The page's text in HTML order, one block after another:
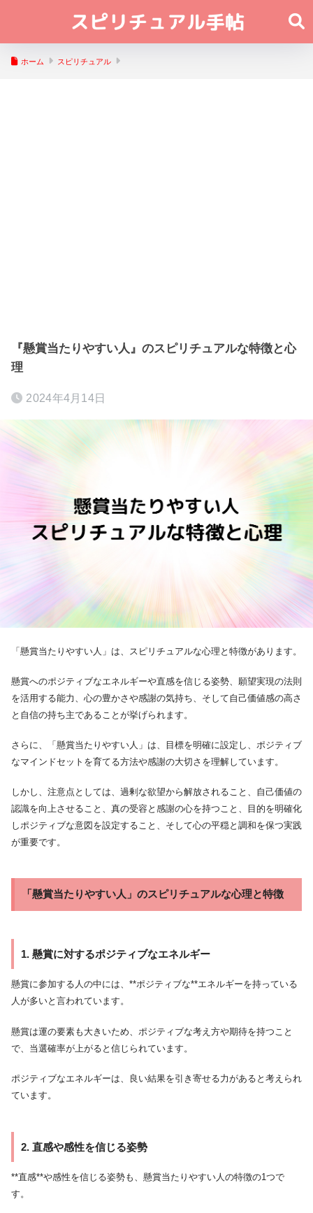
ホーム スピリチュアル
『懸賞当たりやすい人』のスピリチュアルな特徴と心
理
2024年4月14日
「懸賞当たりやすい人」は、スピリチュアルな心理と特徴があります。
懸賞へのポジティブなエネルギーや直感を信じる姿勢、願望実現の法則
を活用する能力、心の豊かさや感謝の気持ち、そして自己価値感の高さ
と自信の持ち主であることが挙げられます。
さらに、「懸賞当たりやすい人」は、目標を明確に設定し、ポジティブ
なマインドセットを育てる方法や感謝の大切さを理解しています。
しかし、注意点としては、過剰な欲望から解放されること、自己価値の
認識を向上させること、真の受容と感謝の心を持つこと、目的を明確化
しポジティブな意図を設定すること、そして心の平穏と調和を保つ実践
が重要です。
「懸賞当たりやすい人」のスピリチュアルな心理と特徴
1. 懸賞に対するポジティブなエネルギー
懸賞に参加する人の中には、**ポジティブな**エネルギーを持っている
人が多いと言われています。
懸賞は運の要素も大きいため、ポジティブな考え方や期待を持つこと
で、当選確率が上がると信じられています。
ポジティブなエネルギーは、良い結果を引き寄せる力があると考えられ
ています。
2. 直感や感性を信じる姿勢
**直感**や感性を信じる姿勢も、懸賞当たりやすい人の特徴の1つで
す。